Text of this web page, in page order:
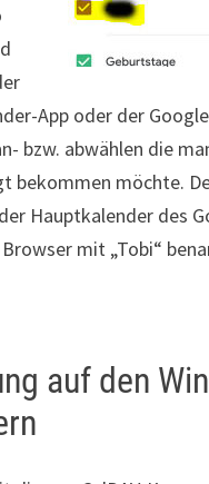
App oder der
bzw. abwählen die
bekommen möchte.
Hauptkalender des
mit „Tobi“
auf den